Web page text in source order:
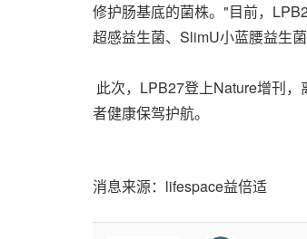
修护肠基底的菌株。"目前，
超感益生菌、SlimU小蓝腰益生菌
此次，LPB27登上Nature增刊
者健康保驾护航。
消息来源：lifespace益倍适